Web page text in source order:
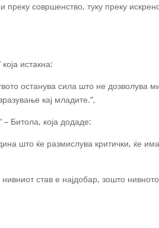
совршенство, туку преку
истакна:
останува сила што не дозволува
кај младите.“,
Битола, која додаде:
што ќе размислува критички, ќе
став е најдобар, зошто